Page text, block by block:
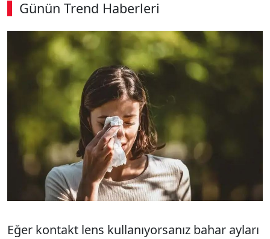
Günün Trend Haberleri
00:02 / 08:15
Eğer kontakt lens kullanıyorsanız bahar ayları